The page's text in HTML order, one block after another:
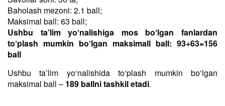
Baholash mezoni: 2.1 ball;
Maksimal ball: 63 ball;
Ushbu ta’lim yo‘nalishiga mos bo‘lgan fanlardan
to‘plash mumkin bo‘lgan maksimall ball: 93+63=156
ball
Ushbu taʼlim yo‘nalishida to‘plash mumkin bo‘lgan
maksimal ball – 189 ballni tashkil etadi.